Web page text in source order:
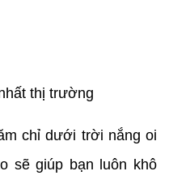
thị trường
chỉ dưới trời nắng oi
sẽ giúp bạn luôn khô